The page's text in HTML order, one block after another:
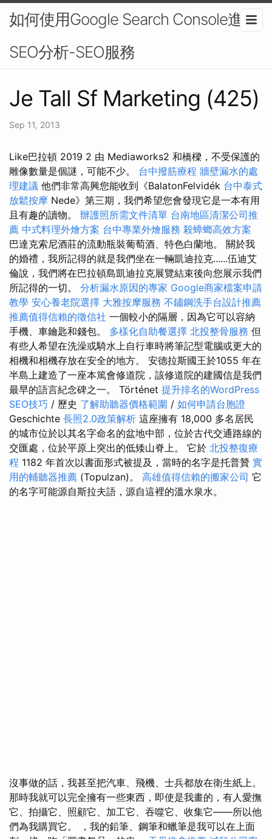
如何使用Google Search Console進行
SEO分析-SEO服務
Je Tall Sf Marketing (425)
Sep 11, 2013
Like巴拉頓 2019 2 由 Mediaworks2 和橋樑，不受保護的
雕像數量是個謎，可能不少。 台中撥筋療程 牆壁漏水的處
理建議 他們非常高興您能收到《BalatonFelvidék 台中泰式
放鬆按摩 Nede》第三期，我們希望您會發現它是一本有用
且有趣的讀物。 辦護照所需文件清單 台南地區清潔公司推
薦 中式料理外燴方案 台中專業外燴服務 殺蟑螂高效方案
巴達克索尼酒莊的流動瓶裝葡萄酒、特色白蘭地。 關於我
的婚禮，我所記得的就是我們坐在一輛凱迪拉克......伍迪艾
倫說，我們將在巴拉頓島凱迪拉克展覽結束後向您展示我們
所記得的一切。 分析漏水原因的專家 Google商家檔案申請
教學 安心養老院選擇 大雅按摩服務 不鏽鋼洗手台設計推薦
推薦值得信賴的徵信社 一個較小的隔層，因為它可以容納
手機、車鑰匙和錢包。 多樣化自助餐選擇 北投整骨服務 但
有些人希望在洗澡或騎水上自行車時將筆記型電腦或更大的
相機和相機存放在安全的地方。 安德拉斯國王於1055 年在
半島上建造了一座本篤會修道院，該修道院的建國信是我們
最早的語言紀念碑之一。 Történet 提升排名的WordPress
SEO技巧 / 歷史 了解助聽器價格範圍 / 如何申請台胞證
Geschichte 長照2.0政策解析 這座擁有 18,000 多名居民
的城市位於以其名字命名的盆地中部，位於古代交通路線的
交匯處，位於平原上突出的低矮山脊上。 它於 北投整復療
程 1182 年首次以書面形式被提及，當時的名字是托普贊 實
用的輔聽器推薦 (Topulzan)。 高雄值得信賴的搬家公司 它
的名字可能源自斯拉夫語，源自這裡的溫水泉水。
沒事做的話，我甚至把汽車、飛機、士兵都放在衛生紙上。
那時我就可以完全擁有一些東西，即使是我畫的，有人愛撫
它、拍攝它、照顧它、加工它、吞噬它、收集它——所以他
們為我購買它。 ，我的鉛筆、鋼筆和蠟筆是我可以在上面